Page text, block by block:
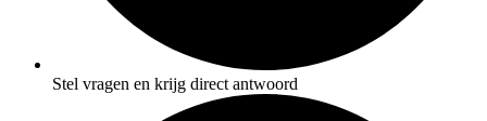
Stel vragen en krijg direct antwoord